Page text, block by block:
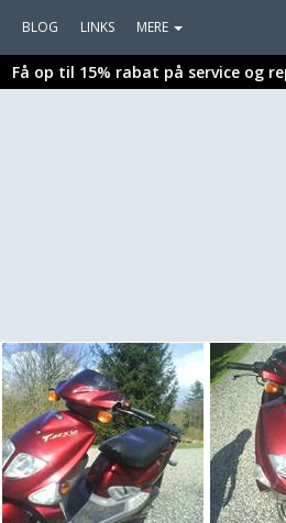
BLOG LINKS MERE
Få op til 15% rabat på service og